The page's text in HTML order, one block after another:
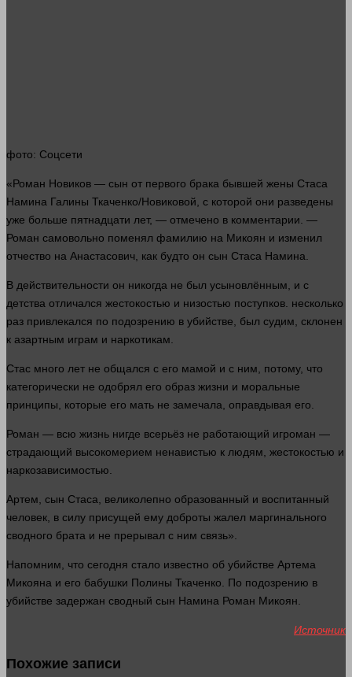
фото: Соцсети
«Роман Новиков — сын от первого брака бывшей жены Стаса
Намина Галины Ткаченко/Новиковой, с которой они разведены
уже больше пятнадцати лет, — отмечено в комментарии. —
Роман самовольно поменял фамилию на Микоян и изменил
отчество на Анастасович, как будто он сын Стаса Намина.
В действительности он никогда не был усыновлённым, и с
детства отличался жестокостью и низостью поступков. несколько
раз привлекался по подозрению в убийстве, был судим, склонен
к азартным играм и наркотикам.
Стас много лет не общался с его мамой и с ним, потому, что
категорически не одобрял его образ жизни и моральные
принципы, которые его мать не замечала, оправдывая его.
Роман — всю жизнь нигде всерьёз не работающий игроман —
страдающий высокомерием ненавистью к людям, жестокостью и
наркозависимостью.
Артем, сын Стаса, великолепно образованный и воспитанный
человек , в силу присущей ему доброты жалел маргинального
сводного брата и не прерывал с ним связь».
Напомним, что сегодня стало известно об убийстве Артема
Микояна и его бабушки Полины Ткаченко. По подозрению в
убийстве задержан сводный сын Намина Роман Микоян.
Источник
Похожие записи